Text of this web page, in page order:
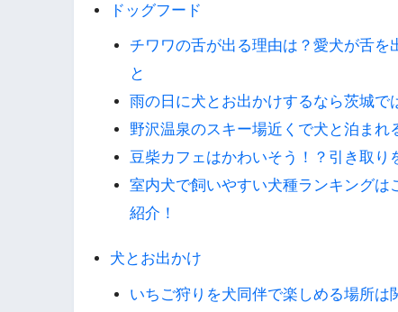
ドッグフード
チワワの舌が出る理由は？愛犬が舌
と
雨の日に犬とお出かけするなら茨城で
野沢温泉のスキー場近くで犬と泊ま
豆柴カフェはかわいそう！？引き取り
室内犬で飼いやすい犬種ランキング
紹介！
犬とお出かけ
いちご狩りを犬同伴で楽しめる場所